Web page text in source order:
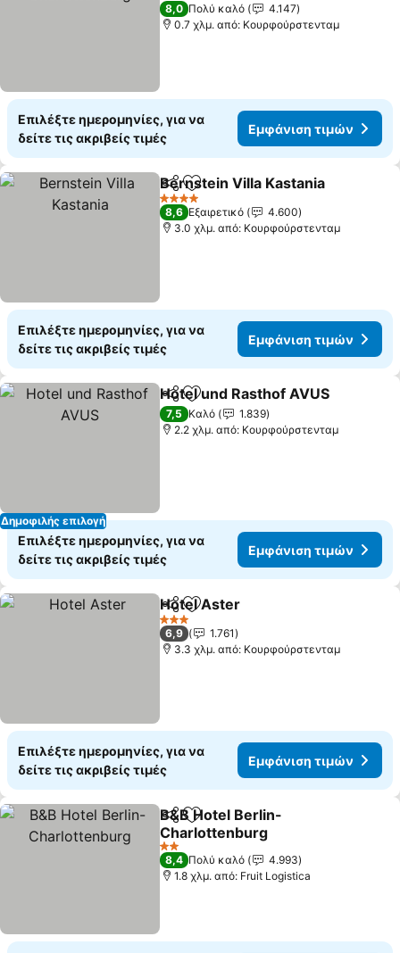
8,0 Πολύ καλό
4.147
0.7 χλμ. από: Κουρφούρστενταμ
Επιλέξτε ημερομηνίες, για να
δείτε τις ακριβείς τιμές
Εμφάνιση τιμών
Κοινοποίηση
Προσθήκη στα αγαπημένα
Bernstein Villa Kastania
4 Αστέρια
8,6 Εξαιρετικό
4.600
3.0 χλμ. από: Κουρφούρστενταμ
Επιλέξτε ημερομηνίες, για να
δείτε τις ακριβείς τιμές
Εμφάνιση τιμών
Δημοφιλής επιλογή
Κοινοποίηση
Προσθήκη στα αγαπημένα
Hotel und Rasthof AVUS
7,5 Καλό
1.839
2.2 χλμ. από: Κουρφούρστενταμ
Επιλέξτε ημερομηνίες, για να
δείτε τις ακριβείς τιμές
Εμφάνιση τιμών
Κοινοποίηση
Προσθήκη στα αγαπημένα
Hotel Aster
3 Αστέρια
6,9
1.761
3.3 χλμ. από: Κουρφούρστενταμ
Επιλέξτε ημερομηνίες, για να
δείτε τις ακριβείς τιμές
Εμφάνιση τιμών
Κοινοποίηση
Προσθήκη στα αγαπημένα
B&B Hotel Berlin-
Charlottenburg
2 Αστέρια
8,4 Πολύ καλό
4.993
1.8 χλμ. από: Fruit Logistica